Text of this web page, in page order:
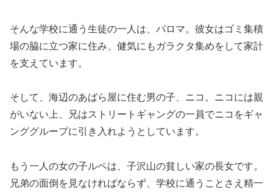
そんな学校に通う生徒の一人は、パロマ。彼女はゴミ集積
場の脇に立つ家に住み、健気にもガラクタ集めをして家計
を支えています。
そして、海辺のあばら屋に住む男の子、ニコ。ニコには親
がいない上、兄はストリートギャングの一員でニコをギャ
ンググループに引き入れようとしています。
もう一人の女の子ルペは、子沢山の貧しい家の長女です。
兄弟の面倒を見なければならず、学校に通うことさえ精一